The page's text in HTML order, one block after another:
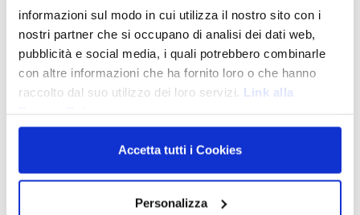
informazioni sul modo in cui utilizza il nostro sito con i
nostri partner che si occupano di analisi dei dati web,
pubblicità e social media, i quali potrebbero combinarle
con altre informazioni che ha fornito loro o che hanno
raccolto dal suo utilizzo dei loro servizi. Link alla
Accetta tutti i Cookies
Personalizza
leggendo questo articolo.
Posted in News
Ortodonzia fissa estetica